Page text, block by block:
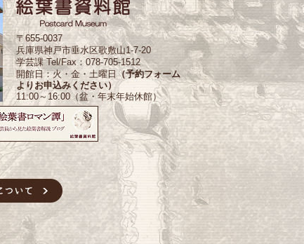
〒655-0037
兵庫県神戸市垂水区歌敷山1-7-20
学芸課 Tel/Fax：078-705-1512
開館日：火・金・土曜日 （予約フォーム
よりお申込みください）
11:00～16:00（盆・年末年始休館）